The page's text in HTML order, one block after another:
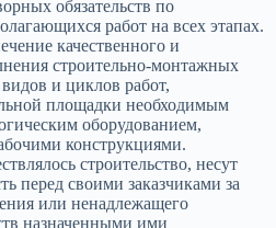
обязательств по
работ на всех этапах.
качественного и
строительно-монтажных
и циклов работ,
площадки необходимым
оборудованием,
конструкциями.
строительство, несут
перед своими заказчиками за
или ненадлежащего
назначенными ими